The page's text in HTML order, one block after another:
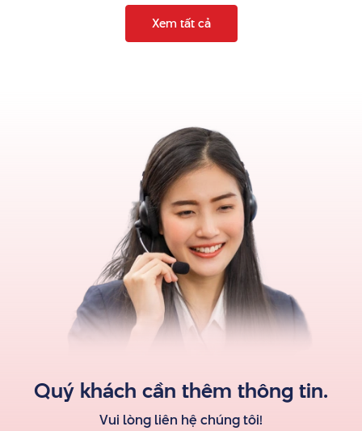
Xem tất cả
Quý khách cần thêm thông tin.
Vui lòng liên hệ chúng tôi!